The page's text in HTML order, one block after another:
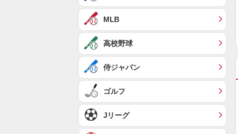
MLB
高校野球
侍ジャパン
ゴルフ
Jリーグ